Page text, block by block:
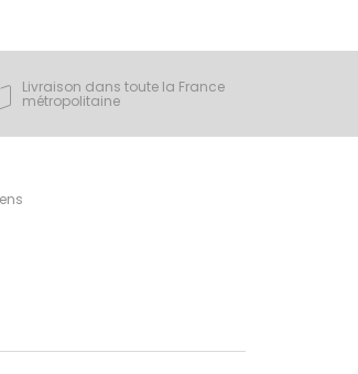
Livraison dans toute la France
métropolitaine